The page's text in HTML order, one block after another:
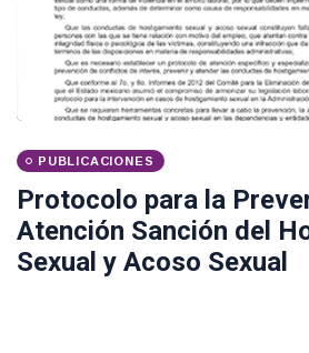
PUBLICACIONES
Protocolo para la
Atención Sanción del
Sexual y Acoso Sexual